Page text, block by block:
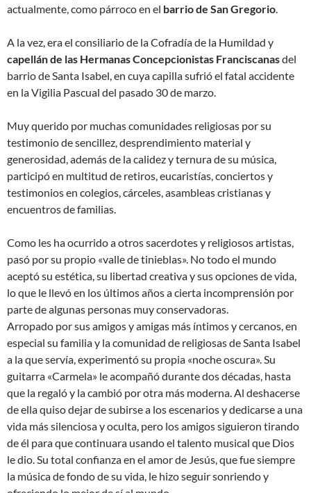
actualmente, como párroco en el barrio de San Gregorio.
A la vez, era el consiliario de la Cofradía de la Humildad y
capellán de las Hermanas Concepcionistas Franciscanasdel
barrio de Santa Isabel, en cuya capilla sufrió el fatal accidente
en la Vigilia Pascual del pasado 30 de marzo.
Muy querido por muchas comunidades religiosas por su
testimonio de sencillez, desprendimiento material y
generosidad, además de la calidez y ternura de su música,
participó en multitud de retiros, eucaristías, conciertos y
testimonios en colegios, cárceles, asambleas cristianas y
encuentros de familias.
Como les ha ocurrido a otros sacerdotes y religiosos artistas,
pasó por su propio «valle de tinieblas». No todo el mundo
aceptó su estética, su libertad creativa y sus opciones de vida,
lo que le llevó en los últimos años a cierta incomprensión por
parte de algunas personas muy conservadoras.
Arropado por sus amigos y amigas más íntimos y cercanos, en
especial su familia y la comunidad de religiosas de Santa Isabel
a la que servía, experimentó su propia «noche oscura». Su
guitarra «Carmela» le acompañó durante dos décadas, hasta
que la regaló y la cambió por otra más moderna. Al deshacerse
de ella quiso dejar de subirse a los escenarios y dedicarse a una
vida más silenciosa y oculta, pero los amigos siguieron tirando
de él para que continuara usando el talento musical que Dios
le dio. Su total confianza en el amor de Jesús, que fue siempre
la música de fondo de su vida, le hizo seguir sonriendo y